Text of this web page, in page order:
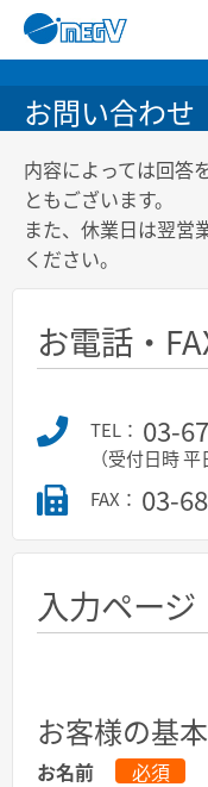
お問い合わせ
内容によっては回答
ともございます。
また、休業日は翌営
ください。
お電話・
TEL： 03-
（受付日時 平
FAX： 03-
入力ページ
お客様の基
お名前 必須